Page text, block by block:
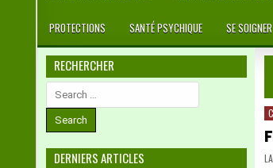
PROTECTIONS SANTÉ PSYCHIQUE SE
in
RECHERCHER
Search
for:
DERNIERS ARTICLES